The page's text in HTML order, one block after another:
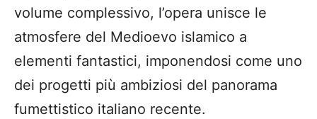
volume complessivo, l’opera unisce le
atmosfere del Medioevo islamico a
elementi fantastici, imponendosi come uno
dei progetti più ambiziosi del panorama
fumettistico italiano recente.